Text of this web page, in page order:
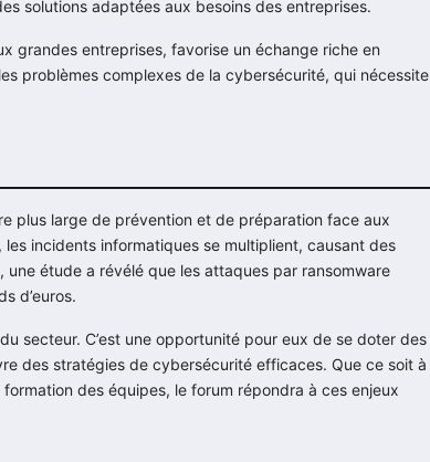
solutions adaptées aux besoins des entreprises.
grandes entreprises, favorise un échange riche en
problèmes complexes de la cybersécurité, qui nécessite
plus large de prévention et de préparation face aux
incidents informatiques se multiplient, causant des
étude a révélé que les attaques par ransomware
d’euros.
secteur. C’est une opportunité pour eux de se doter des
des stratégies de cybersécurité efficaces. Que ce soit à
des équipes, le forum répondra à ces enjeux